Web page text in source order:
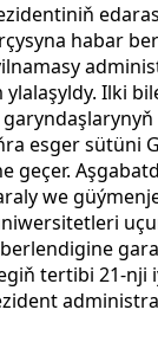
habar
Ilki
esger sütüni
geçer.
we
tertibi 21-nji